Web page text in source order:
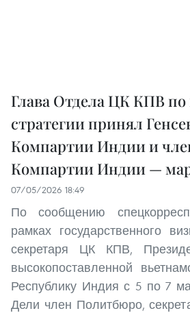
Глава Отдела ЦК КПВ
стратегии принял
Компартии Индии и
Компартии Индии —
07/05/2026 18:49
По сообщению
рамках государственного
секретаря ЦК КПВ,
высокопоставленной
Республику Индия с 5 по 7
Дели член Политбюро,